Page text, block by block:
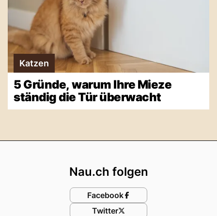
Katzen
5 Gründe, warum Ihre Mieze
ständig die Tür überwacht
Nau.ch folgen
Facebook
Twitter